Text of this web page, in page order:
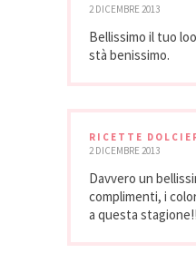
2 DICEMBRE 2013
Bellissimo il tuo
stà benissimo.
RICETTE
2 DICEMBRE 2013
Davvero un
complimenti, i
a questa stagione!!